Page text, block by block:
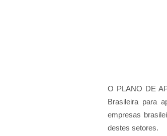
O PLANO DE
Brasileira para
empresas
destes setores.